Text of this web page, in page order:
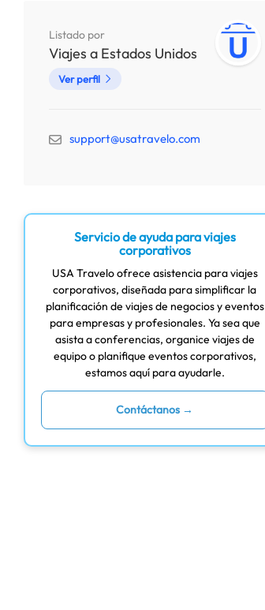
Listado por
Viajes a Estados Unidos
Ver perfil
support@usatravelo.com
Servicio de ayuda para viajes
corporativos
USA Travelo ofrece asistencia para viajes
corporativos, diseñada para simplificar la
planificación de viajes de negocios y eventos
para empresas y profesionales. Ya sea que
asista a conferencias, organice viajes de
equipo o planifique eventos corporativos,
estamos aquí para ayudarle.
Contáctanos →